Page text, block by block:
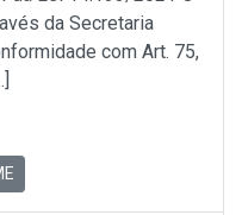
da Secretaria
com Art. 75,